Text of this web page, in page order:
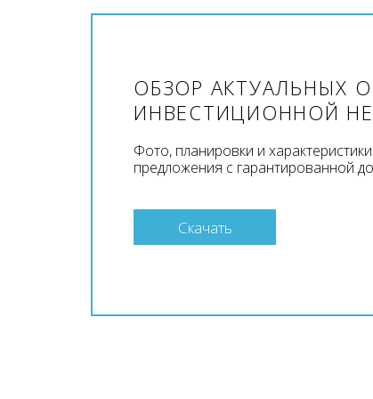
ОБЗОР АКТУАЛЬНЫХ
ИНВЕСТИЦИОННОЙ
Фото, планировки и
предложения с гарантированной
Скачать